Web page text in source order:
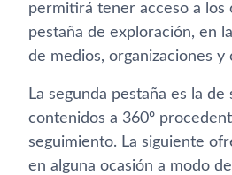
permitirá tener acceso a los
pestaña de exploración, en
de medios, organizaciones y
La segunda pestaña es la
contenidos a 360º
seguimiento. La siguiente
en alguna ocasión a modo